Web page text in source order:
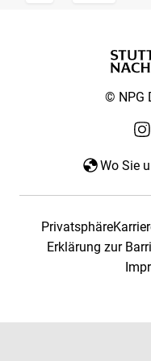
© NPG
Wo Sie
Privatsphäre
Erklärung zur